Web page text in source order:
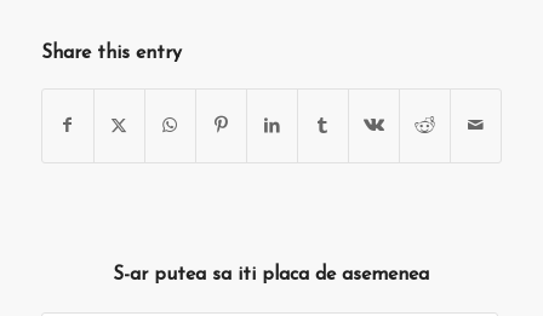
Share this entry
S-ar putea sa iti placa de asemenea